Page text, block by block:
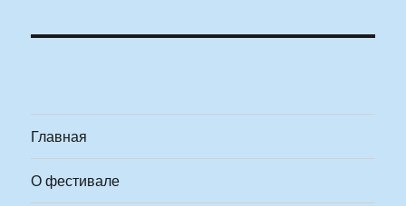
Главная
О фестивале